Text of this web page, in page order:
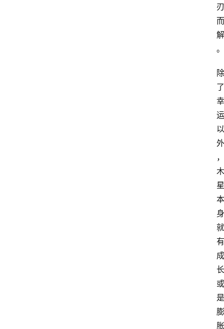
刃
而
解
。
除
了
幸
运
以
外
，
木
星
本
身
就
有
成
长
或
是
膨
胀